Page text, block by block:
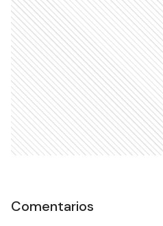
Comentarios